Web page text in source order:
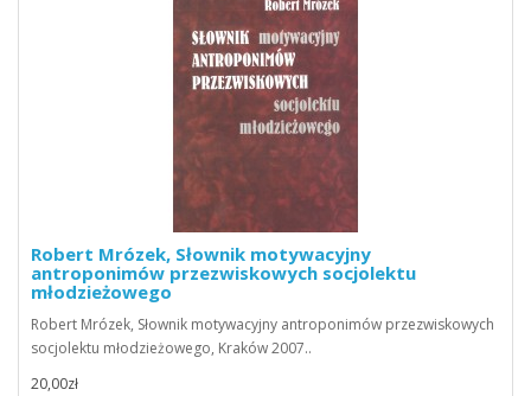
Robert Mrózek, Słownik motywacyjny
antroponimów przezwiskowych socjolektu
młodzieżowego
Robert Mrózek, Słownik motywacyjny antroponimów przezwiskowych
socjolektu młodzieżowego, Kraków 2007..
20,00zł